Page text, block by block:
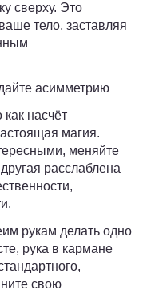
сверху. Это
тело, заставляя
асимметрию
насчёт
магия.
меняйте
расслаблена
рукам делать одно
рука в кармане
свою